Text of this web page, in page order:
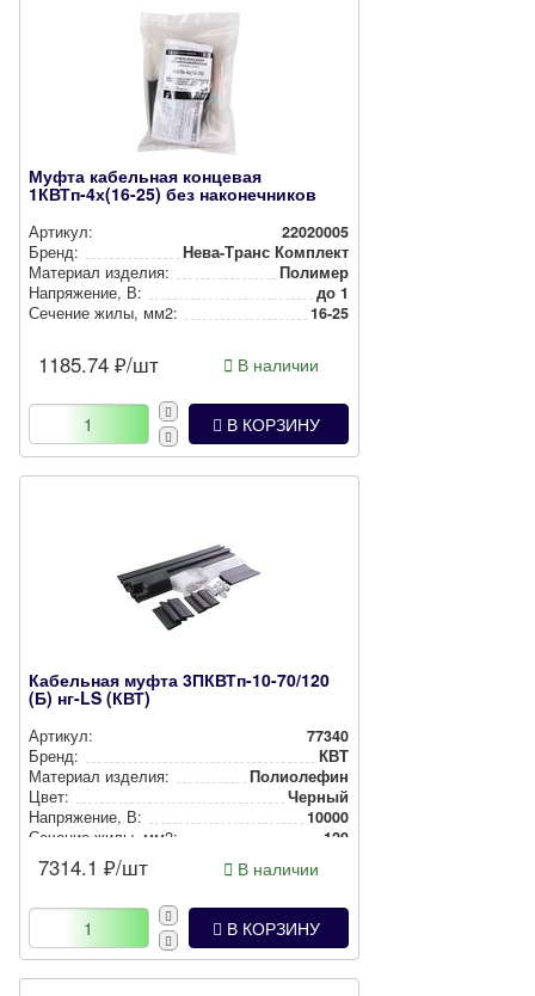
Муфта кабельная концевая
1КВТп-4х(16-25) без наконечников
Артикул:
22020005
Бренд:
Нева-Транс Комплект
Материал изделия:
Полимер
Нап­ря­же­ние, В:
до 1
Сечение жилы, мм2:
16-25
1185.74 ₽/шт В наличии
В КОРЗИНУ
Кабельная муфта 3ПКВТп-10-70/120
(Б) нг-LS (КВТ)
Артикул:
77340
Бренд:
КВТ
Материал изделия:
Полиолефин
Цвет:
Черный
Нап­ря­же­ние, В:
10000
Сечение жилы, мм2:
120
7314.1 ₽/шт В наличии
В КОРЗИНУ